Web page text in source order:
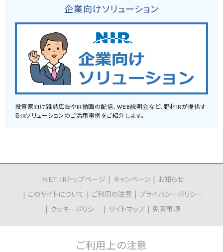
企業向けソリューション
投資家向け雑誌広告やIR動画の配信、WEB説明会など、野村IRが提供す
るIRソリューションのご活用事例をご紹介します。
NET-IRトップページ キャンペーン
お知らせ
このサイトについて
ご利用の注意
プライバシーポリシー
クッキーポリシー
サイトマップ 免責事項
ご利用上の注意